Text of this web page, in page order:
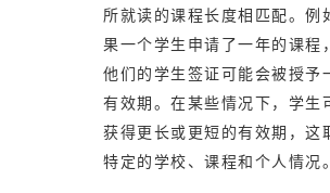
所就读的课程长度相匹配。例
果一个学生申请了一年的课程
他们的学生签证可能会被授予
有效期。在某些情况下，学生
获得更长或更短的有效期，这
特定的学校、课程和个人情况。